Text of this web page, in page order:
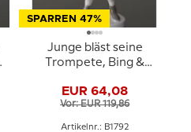
SPARREN 47%
Junge bläst seine
Trompete, Bing &
EUR 64,08
Vor: EUR 119,86
Artikelnr.: B1792